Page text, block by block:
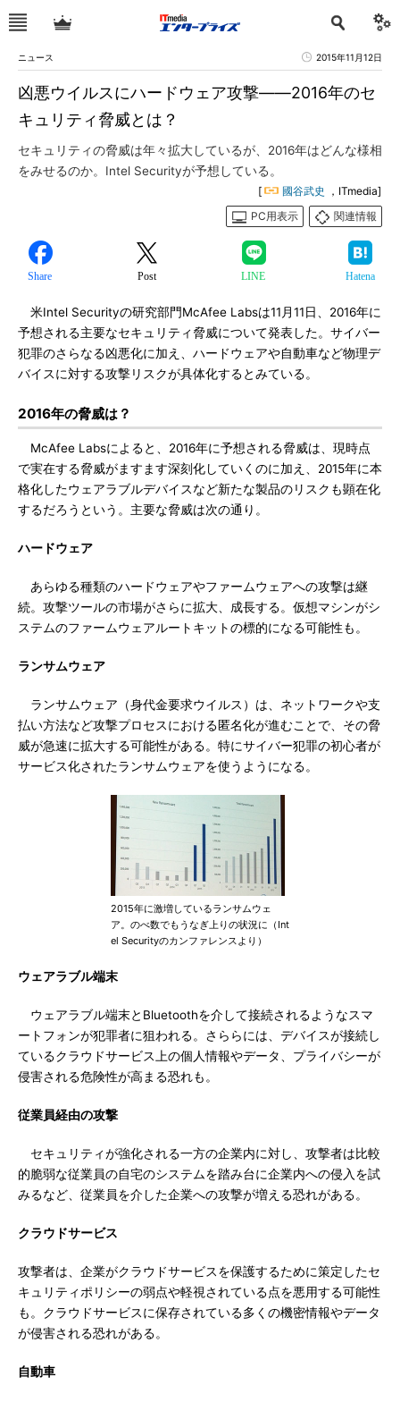
ニュース 2015年11月12日
凶悪ウイルスにハードウェア攻撃――2016年のセ
キュリティ脅威とは？
セキュリティの脅威は年々拡大しているが、2016年はどんな様相
をみせるのか。Intel Securityが予想している。
[ 國谷武史
，ITmedia]
PC用表示
関連情報
Share Post LINE Hatena
米Intel Securityの研究部門McAfee Labsは11月11日、2016年に
予想される主要なセキュリティ脅威について発表した。サイバー
犯罪のさらなる凶悪化に加え、ハードウェアや自動車など物理デ
バイスに対する攻撃リスクが具体化するとみている。
2016年の脅威は？
McAfee Labsによると、2016年に予想される脅威は、現時点
で実在する脅威がますます深刻化していくのに加え、2015年に本
格化したウェアラブルデバイスなど新たな製品のリスクも顕在化
するだろうという。主要な脅威は次の通り。
ハードウェア
あらゆる種類のハードウェアやファームウェアへの攻撃は継
続。攻撃ツールの市場がさらに拡大、成長する。仮想マシンがシ
ステムのファームウェアルートキットの標的になる可能性も。
ランサムウェア
ランサムウェア（身代金要求ウイルス）は、ネットワークや支
払い方法など攻撃プロセスにおける匿名化が進むことで、その脅
威が急速に拡大する可能性がある。特にサイバー犯罪の初心者が
サービス化されたランサムウェアを使うようになる。
2015年に激増しているランサムウェ
ア。のべ数でもうなぎ上りの状況に（Int
el Securityのカンファレンスより）
ウェアラブル端末
ウェアラブル端末とBluetoothを介して接続されるようなスマ
ートフォンが犯罪者に狙われる。さららには、デバイスが接続し
ているクラウドサービス上の個人情報やデータ、プライバシーが
侵害される危険性が高まる恐れも。
従業員経由の攻撃
セキュリティが強化される一方の企業内に対し、攻撃者は比較
的脆弱な従業員の自宅のシステムを踏み台に企業内への侵入を試
みるなど、従業員を介した企業への攻撃が増える恐れがある。
クラウドサービス
攻撃者は、企業がクラウドサービスを保護するために策定したセ
キュリティポリシーの弱点や軽視されている点を悪用する可能性
も。クラウドサービスに保存されている多くの機密情報やデータ
が侵害される恐れがある。
自動車